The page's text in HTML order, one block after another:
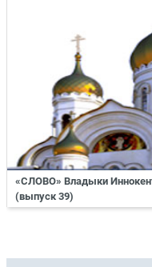
«СЛОВО» Владыки
(выпуск 39)